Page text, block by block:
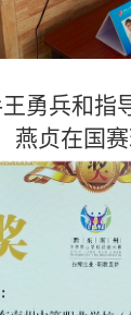
勇兵和指
燕贞在国